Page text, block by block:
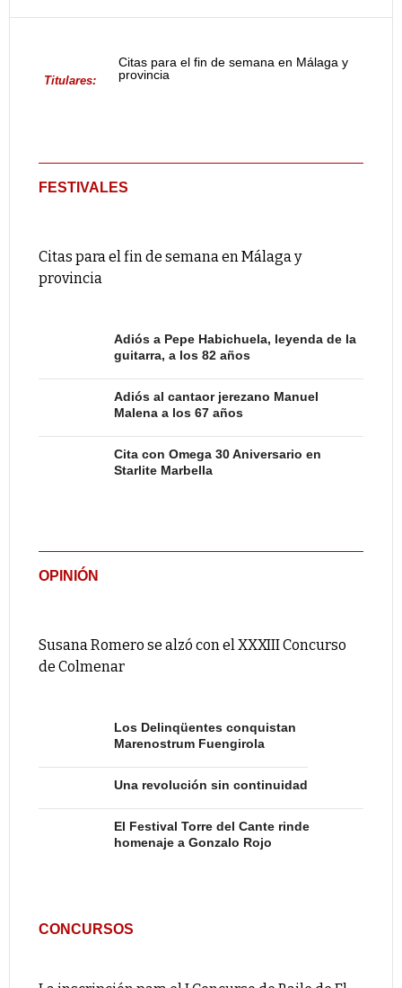
Titulares:
Citas para el fin de semana en Málaga y
provincia
FESTIVALES
Citas para el fin de semana en Málaga y
provincia
Adiós a Pepe Habichuela, leyenda de la
guitarra, a los 82 años
Adiós al cantaor jerezano Manuel
Malena a los 67 años
Cita con Omega 30 Aniversario en
Starlite Marbella
OPINIÓN
Susana Romero se alzó con el XXXIII Concurso
de Colmenar
Los Delinqüentes conquistan
Marenostrum Fuengirola
Una revolución sin continuidad
El Festival Torre del Cante rinde
homenaje a Gonzalo Rojo
CONCURSOS